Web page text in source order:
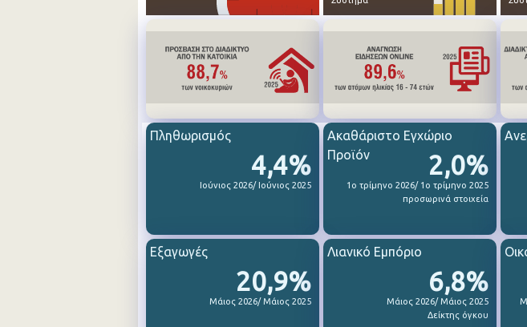
4,4%
Ιούνιος 2026/ Ιούνιος 2025
Πληθωρισμός
2,0%
1ο τρίμηνο 2026/ 1ο τρίμηνο 2025
προσωρινά στοιχεία
Ακαθάριστο Εγχώριο
Προϊόν
20,9%
Μάιος 2026/ Μάιος 2025
Εξαγωγές
6,8%
Μάιος 2026/ Μάιος 2025
Δείκτης όγκου
Λιανικό Εμπόριο